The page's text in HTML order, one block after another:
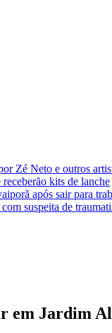
Zé Neto e outros
kits de lanche
após sair para
suspeita de
em Jardim